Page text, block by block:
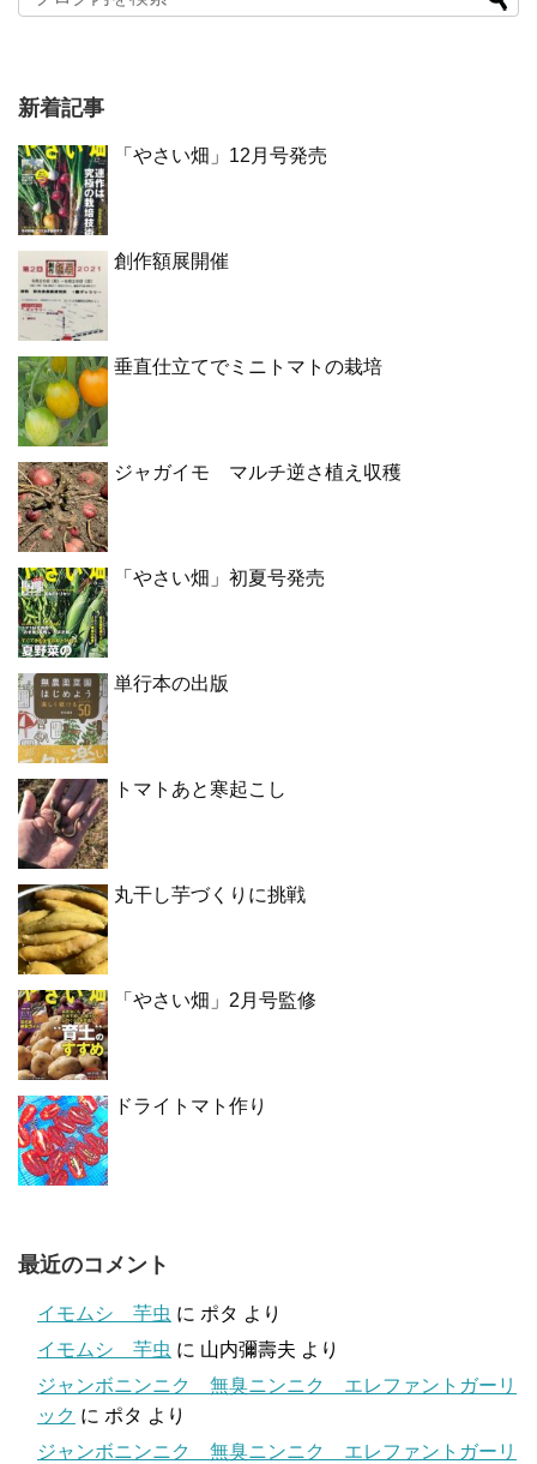
新着記事
「やさい畑」12月号発売
創作額展開催
垂直仕立てでミニトマトの栽培
ジャガイモ マルチ逆さ植え収穫
「やさい畑」初夏号発売
単行本の出版
トマトあと寒起こし
丸干し芋づくりに挑戦
「やさい畑」2月号監修
ドライトマト作り
最近のコメント
イモムシ 芋虫 に ポタ より
イモムシ 芋虫 に 山内彌壽夫 より
ジャンボニンニク 無臭ニンニク エレファントガーリ
ック に ポタ より
ジャンボニンニク 無臭ニンニク エレファントガーリ